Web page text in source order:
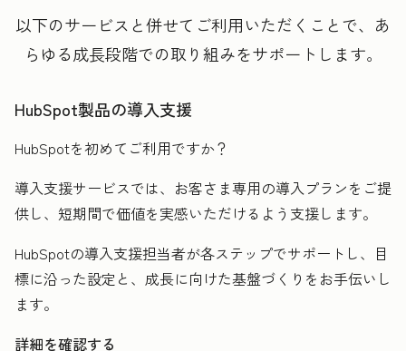
以下のサービスと併せてご利用いただくことで、あ
らゆる成長段階での取り組みをサポートします。
HubSpot製品の導入支援
HubSpotを初めてご利用ですか？
導入支援サービスでは、お客さま専用の導入プランをご提
供し、短期間で価値を実感いただけるよう支援します。
HubSpotの導入支援担当者が各ステップでサポートし、目
標に沿った設定と、成長に向けた基盤づくりをお手伝いし
ます。
詳細を確認する